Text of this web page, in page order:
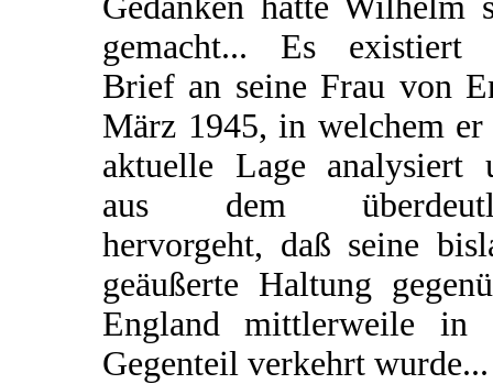
gemacht... Es existiert
Brief an seine Frau von
März 1945, in welchem er
aktuelle Lage analysiert
aus dem
hervorgeht, daß seine
geäußerte Haltung
England mittlerweile in
Gegenteil verkehrt wurde...